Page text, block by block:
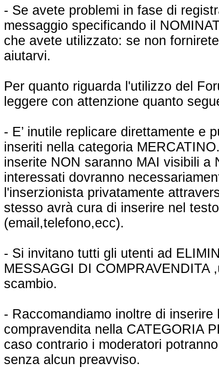
- Se avete problemi in fase di
messaggio specificando il
che avete utilizzato: se non
aiutarvi.
Per quanto riguarda l'utilizzo del
leggere con attenzione quanto
- E’ inutile replicare direttamente e
inseriti nella categoria
inserite NON saranno MAI visibili a
interessati dovranno
l'inserzionista privatamente
stesso avrà cura di inserire nel
(email,telefono,ecc).
- Si invitano tutti gli utenti ad
MESSAGGI DI COMPRAVENDITA
scambio.
- Raccomandiamo inoltre di inserire
compravendita nella CATEGORIA
caso contrario i moderatori
senza alcun preavviso.